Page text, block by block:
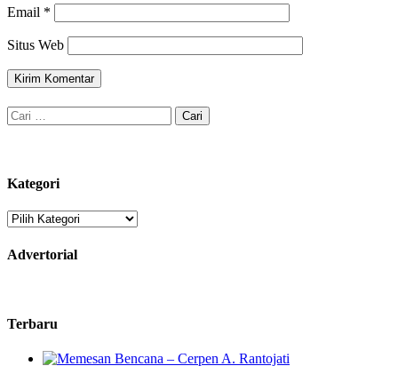
Email *
Situs Web
Cari
untuk:
Kategori
Kategori
Advertorial
Terbaru